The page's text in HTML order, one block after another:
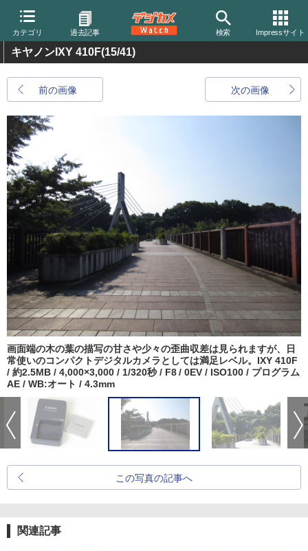
カテゴリ 過去記事 検索 Impressサイト
キヤノンIXY 410F(15/41)
前の画像 次の画像
画面端の木の葉の描写の甘さや少々の歪曲収差は見られますが、日
常使いのコンパクトデジタルカメラとしては満足レベル。IXY 410F
/ 約2.5MB / 4,000×3,000 / 1/320秒 / F8 / 0EV / ISO100 / プログラム
AE / WB:オート / 4.3mm
この写真の記事へ
関連記事